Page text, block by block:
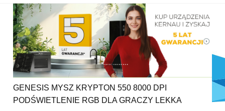
GENESIS MYSZ KRYPTON 550 8000 DPI
PODŚWIETLENIE RGB DLA GRACZY LEKKA